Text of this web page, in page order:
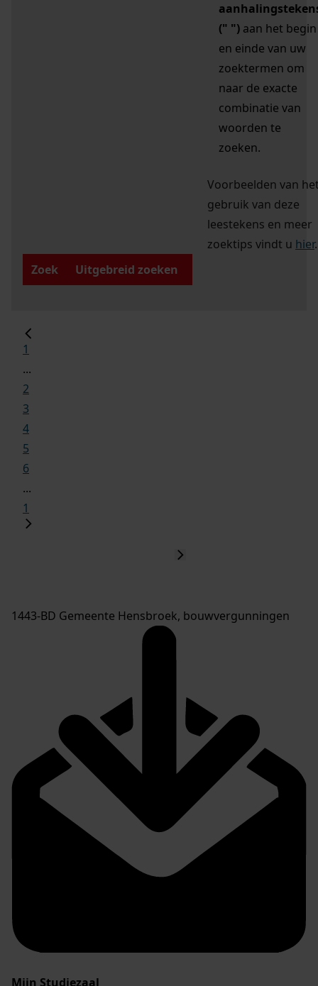
(" ") aan het begin
en einde van uw
zoektermen om
naar de exacte
combinatie van
woorden te
zoeken.
Voorbeelden van
gebruik van deze
leestekens en meer
zoektips vindt u hier.
Zoek
Uitgebreid zoeken
1
...
2
3
4
5
6
...
1
1443-BD Gemeente Hensbroek, bouwvergunningen
Mijn Studiezaal